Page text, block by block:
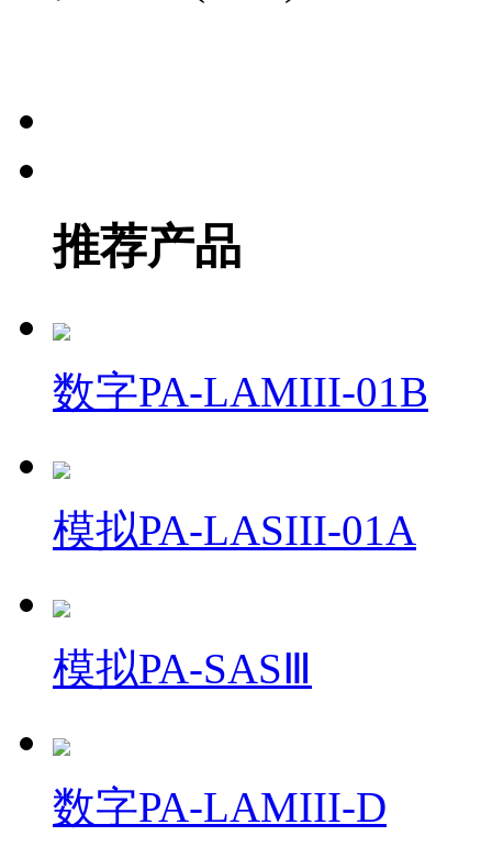
推荐产品
数字PA-LAMIII-01B
模拟PA-LASIII-01A
模拟PA-SASⅢ
数字PA-LAMIII-D